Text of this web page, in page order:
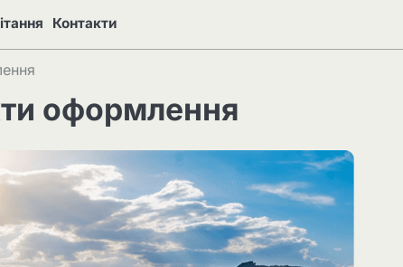
Контакти
оформлення